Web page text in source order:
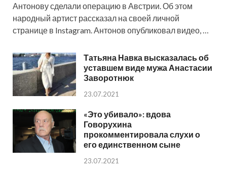
Антонову сделали операцию в Австрии. Об этом
народный артист рассказал на своей личной
странице в Instagram. Антонов опубликовал видео, …
Татьяна Навка высказалась об
уставшем виде мужа Анастасии
Заворотнюк
23.07.2021
«Это убивало»: вдова
Говорухина
прокомментировала слухи о
его единственном сыне
23.07.2021